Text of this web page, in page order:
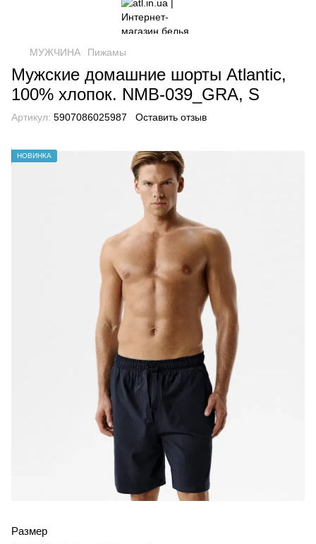
МУЖЧИНА Пижамы
Мужские домашние шорты Atlantic,
100% хлопок. NMB-039_GRA, S
Артикул: 5907086025987 Оставить отзыв
НОВИНКА
Размер